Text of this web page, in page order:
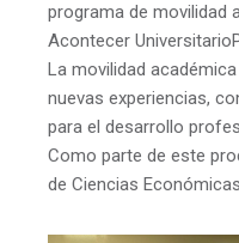
programa de movilidad
Acontecer
La movilidad
nuevas experiencias,
para el desarrollo
Como parte de este
de Ciencias